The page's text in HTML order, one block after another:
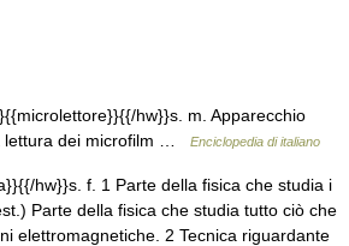
hw}}s. m. Apparecchio
lettura dei microfilm …
Enciclopedia di italiano
hw}}s. f. 1 Parte della fisica che studia i
Parte della fisica che studia tutto ciò che
elettromagnetiche. 2 Tecnica riguardante